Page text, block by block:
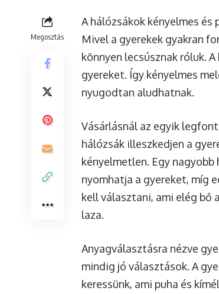
Megosztás
A hálózsákok kényelmes és
Mivel a gyerekek gyakran
könnyen lecsúsznak róluk.
gyereket. Így kényelmes
nyugodtan aludhatnak.
Vásárlásnál az egyik
hálózsák illeszkedjen a
kényelmetlen. Egy
nyomhatja a gyereket, míg
kell választani, ami elég bő
laza.
Anyagválasztásra nézve
mindig jó választások. A
keressünk, ami puha és